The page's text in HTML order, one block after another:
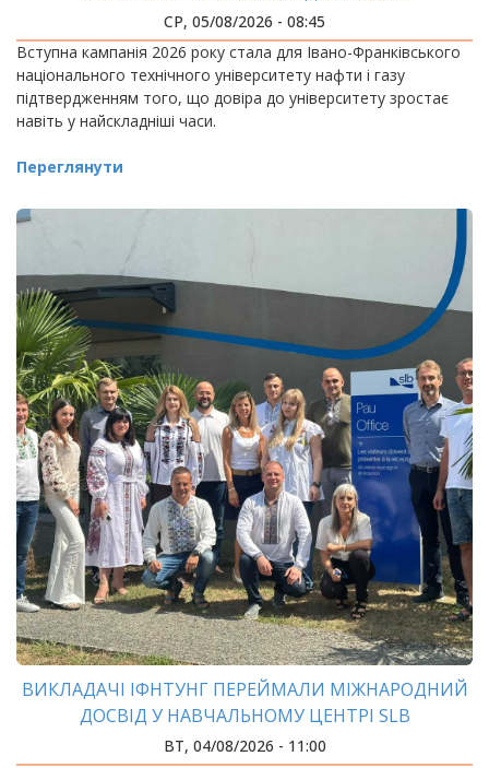
СР, 05/08/2026 - 08:45
Вступна кампанія 2026 року стала для Івано-Франківського
національного технічного університету нафти і газу
підтвердженням того, що довіра до університету зростає
навіть у найскладніші часи.
Переглянути
ВИКЛАДАЧІ ІФНТУНГ ПЕРЕЙМАЛИ МІЖНАРОДНИЙ
ДОСВІД У НАВЧАЛЬНОМУ ЦЕНТРІ SLB
ВТ, 04/08/2026 - 11:00